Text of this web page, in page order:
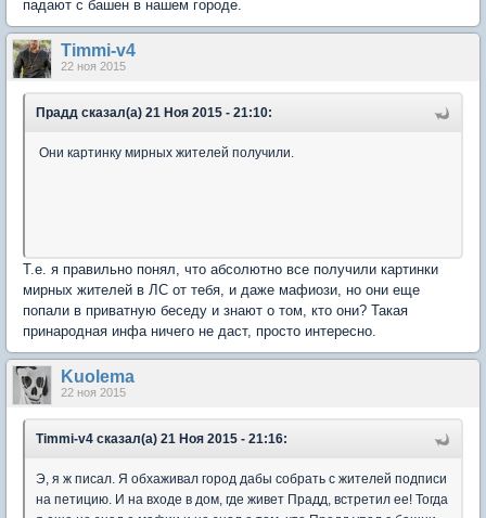
падают с башен в нашем городе.
Timmi-v4
22 ноя 2015
Прадд сказал(а) 21 Ноя 2015 - 21:10:
Они картинку мирных жителей получили.
Т.е. я правильно понял, что абсолютно все получили картинки
мирных жителей в ЛС от тебя, и даже мафиози, но они еще
попали в приватную беседу и знают о том, кто они? Такая
принародная инфа ничего не даст, просто интересно.
Kuolema
22 ноя 2015
Timmi-v4 сказал(а) 21 Ноя 2015 - 21:16:
Э, я ж писал. Я обхаживал город дабы собрать с жителей подписи
на петицию. И на входе в дом, где живет Прадд, встретил ее! Тогда